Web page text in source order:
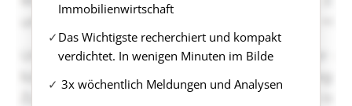
Immobilienwirtschaft
Das Wichtigste recherchiert und kompakt
verdichtet. In wenigen Minuten im Bilde
3x wöchentlich Meldungen und Analysen